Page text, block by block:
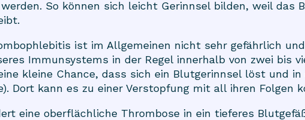
So können sich leicht Gerinnsel bilden, weil das
ist im Allgemeinen nicht sehr gefährlich
Immunsystems in der Regel innerhalb von zwei bis
kleine Chance, dass sich ein Blutgerinnsel löst und in
Dort kann es zu einer Verstopfung mit all ihren Folgen
eine oberflächliche Thrombose in ein tieferes